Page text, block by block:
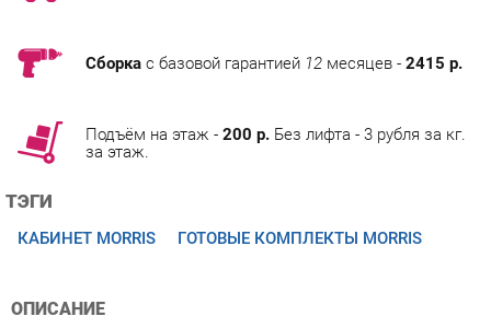
ТЭГИ
топы. Солидная массивность и конструкционное